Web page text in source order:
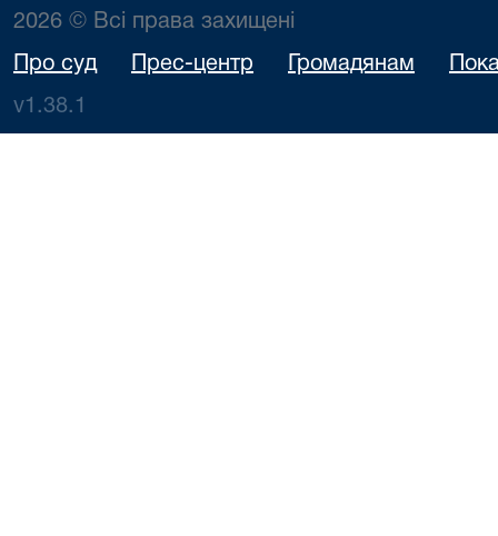
2026 © Всі права захищені
Про суд Прес-центр Громадянам
v1.38.1